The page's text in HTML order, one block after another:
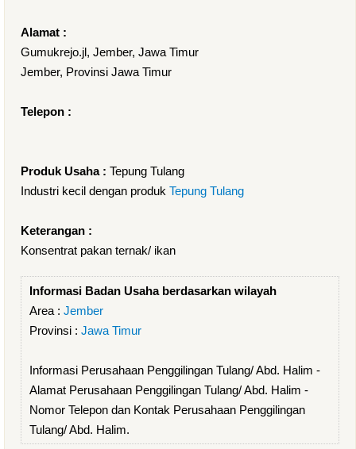
Alamat :
Gumukrejo.jl, Jember, Jawa Timur
Jember, Provinsi Jawa Timur
Telepon :
Produk Usaha : Tepung Tulang
Industri kecil dengan produk Tepung Tulang
Keterangan :
Konsentrat pakan ternak/ ikan
Informasi Badan Usaha berdasarkan wilayah
Area : Jember
Provinsi : Jawa Timur
Informasi Perusahaan Penggilingan Tulang/ Abd. Halim -
Alamat Perusahaan Penggilingan Tulang/ Abd. Halim -
Nomor Telepon dan Kontak Perusahaan Penggilingan
Tulang/ Abd. Halim.